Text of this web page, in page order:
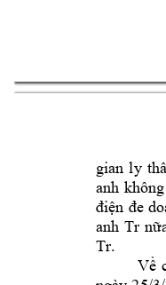
gian ly
anh không
điện đe
anh Tr
Tr.
Về